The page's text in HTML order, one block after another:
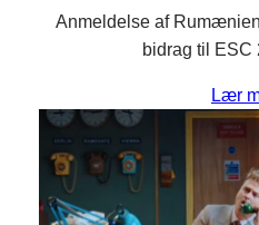
Anmeldelse af
bidrag til ESC
Lær